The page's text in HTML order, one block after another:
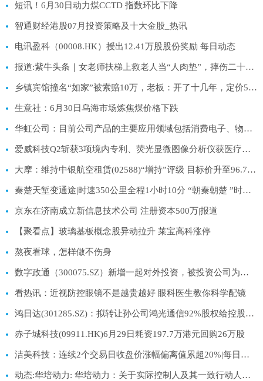
短讯！6月30日动力煤CCTD 指数环比下降
智通财经港股07月投资策略及十大金股_热讯
电讯盈科（00008.HK）授出12.41万股股份奖励 每日动态
报道:紫牛头条｜女老师扶梯上救老人当“人肉垫”，摔伤二十多处婉拒医药费，警方启动见义勇为申报程序
乡镇宾馆撞名“如家”被索赔10万，老板：开了十几年，定价50元一晚
生意社：6月30日乌海市场炼焦煤价格下跌
华虹公司：目前公司产品的主要应用领域包括消费电子、物联网、工业智造、新能源汽车、新一代移动通讯等 每日视讯
爱威科技Q2斩获3项境内专利、荧光显微图像分析仪获医疗器械注册证_今日热议
大摩：维持中银航空租赁(02588)“增持”评级 目标价升至96.7港元
秦楚天堑变通途|时速350公里全程1小时10分 “朝秦朝楚 ”时代到来
京东在济南成立新信息技术公司 注册资本500万|报道
【聚看点】玻璃基板概念股异动拉升 莱宝高科涨停
熬夜看球，怎样做不伤身
数字政通（300075.SZ）新增一起对外投资，被投资公司为北京政通智算科技有限公司_焦点报道
看热讯：近视防控眼镜不是越贵越好 眼科医生教你科学配镜
鸿日达(301285.SZ)：拟转让孙公司鸿光通信92%股权给控股股东
赤子城科技(09911.HK)6月29日耗资197.7万港元回购26万股
洁美科技：连续2个交易日收盘价涨幅偏离值累超20%|每日热闻
动态:华培动力: 华培动力：关于实际控制人及其一致行动人部分股份补充质押的公告